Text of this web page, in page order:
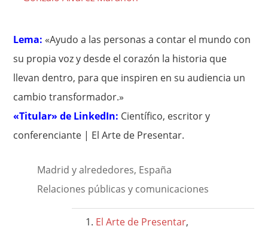
Lema: «Ayudo a las personas a contar el mundo con
su propia voz y desde el corazón la historia que
llevan dentro, para que inspiren en su audiencia un
cambio transformador.»
«Titular» de LinkedIn: Científico, escritor y
conferenciante | El Arte de Presentar.
Madrid y alrededores, España
Relaciones públicas y comunicaciones
El Arte de Presentar,